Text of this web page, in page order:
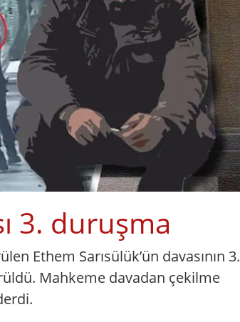
3. duruşma
Ethem Sarısülük’ün davasının 3.
Mahkeme davadan çekilme